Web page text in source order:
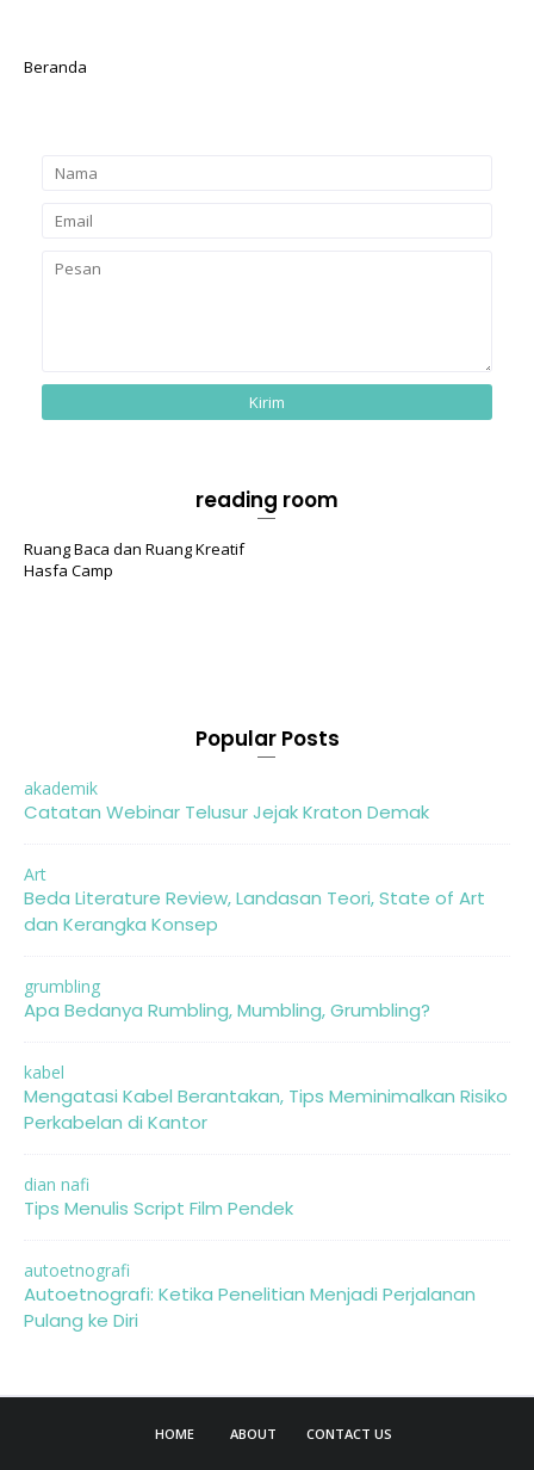
Beranda
reading room
Ruang Baca dan Ruang Kreatif
Hasfa Camp
Popular Posts
akademik
Catatan Webinar Telusur Jejak Kraton Demak
Art
Beda Literature Review, Landasan Teori, State of Art
dan Kerangka Konsep
grumbling
Apa Bedanya Rumbling, Mumbling, Grumbling?
kabel
Mengatasi Kabel Berantakan, Tips Meminimalkan Risiko
Perkabelan di Kantor
dian nafi
Tips Menulis Script Film Pendek
autoetnografi
Autoetnografi: Ketika Penelitian Menjadi Perjalanan
Pulang ke Diri
HOME ABOUT CONTACT US